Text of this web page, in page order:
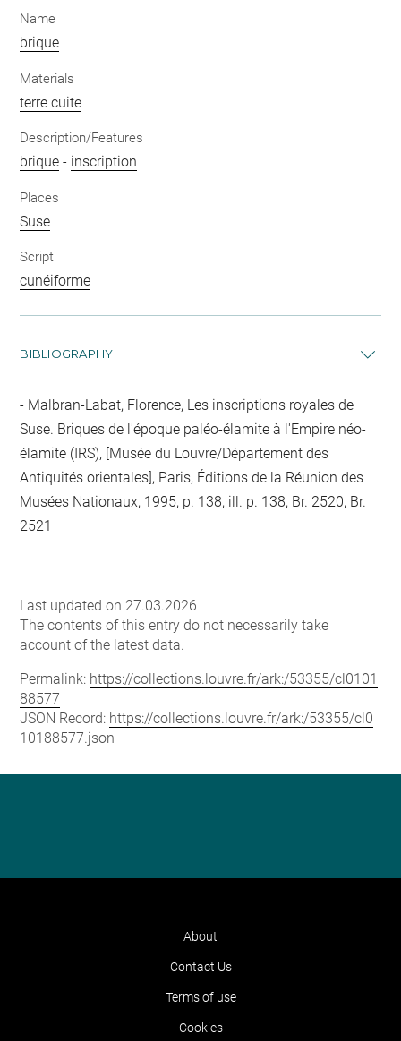
Name
brique
Materials
terre cuite
Description/Features
brique - inscription
Places
Suse
Script
cunéiforme
BIBLIOGRAPHY
Malbran-Labat, Florence, Les inscriptions royales de
Suse. Briques de l'époque paléo-élamite à l'Empire néo-
élamite (IRS), [Musée du Louvre/Département des
Antiquités orientales], Paris, Éditions de la Réunion des
Musées Nationaux, 1995, p. 138, ill. p. 138, Br. 2520, Br.
2521
Last updated on 27.03.2026
The contents of this entry do not necessarily take
account of the latest data.
Permalink: https://collections.louvre.fr/ark:/53355/cl0101
88577
JSON Record: https://collections.louvre.fr/ark:/53355/cl0
10188577.json
About
Contact Us
Terms of use
Cookies